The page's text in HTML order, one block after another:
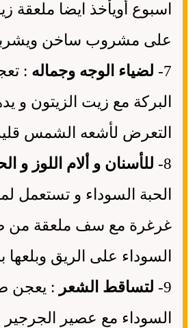
اسبوع أويأخذ ايضا ملعقة
على مشروب ساخن
7-
لضياء الوجه وجماله :
البركة مع زيت الزيتون و
التعرض لأشعه الشمس
8-
للأسنان و ألام اللوز و
الحبة السوداء و تستعمل
غرغرة مع سف ملعقة من
السوداء على الريق وبلعها
9- لتساقط الشعر : يعجن
السوداء مع عصير